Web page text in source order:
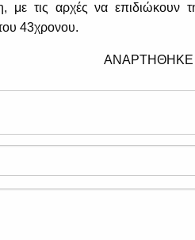
με τις αρχές να
43χρονου.
ΑΝΑΡΤΗΘΗΚΕ